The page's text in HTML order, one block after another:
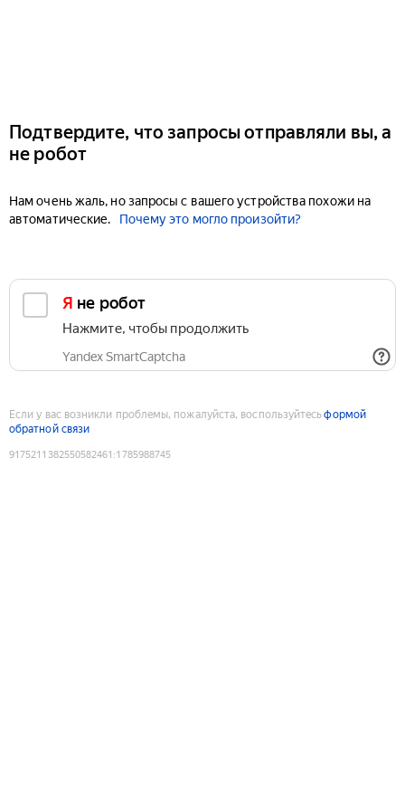
Подтвердите, что запросы отправляли вы, а
не робот
Нам очень жаль, но запросы с вашего устройства похожи на
автоматические.
Почему это могло произойти?
Я не робот
Нажмите, чтобы продолжить
Yandex SmartCaptcha
Если у вас возникли проблемы, пожалуйста, воспользуйтесьформой
обратной связи
9175211382550582461 :1785988745